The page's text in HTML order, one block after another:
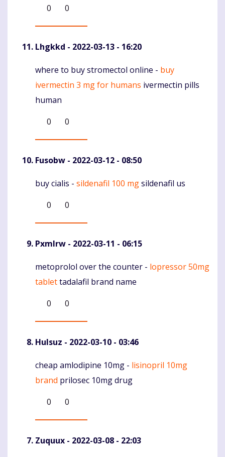
0
0
Lhgkkd - 2022-03-13 - 16:20
Komentaras
where to buy stromectol online - buy
ivermectin 3 mg for humans ivermectin pills
human
0
0
Fusobw - 2022-03-12 - 08:50
Komentaras
buy cialis - sildenafil 100 mgsildenafil us
0
0
Pxmlrw - 2022-03-11 - 06:15
Komentaras
metoprolol over the counter - lopressor 50mg
tablettadalafil brand name
0
0
Hulsuz - 2022-03-10 - 03:46
Komentaras
cheap amlodipine 10mg - lisinopril 10mg
brand prilosec 10mg drug
0
0
Zuquux - 2022-03-08 - 22:03